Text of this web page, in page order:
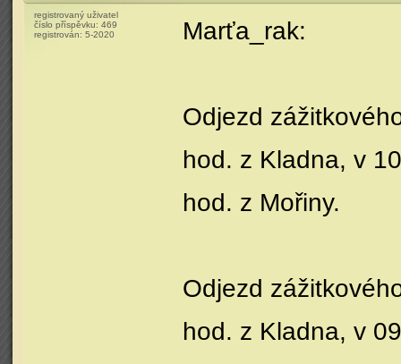
registrovaný uživatel
číslo příspěvku: 469
registrován: 5-2020 Marťa_rak:
Odjezd
hod. z Kladna, v
hod. z Mořiny.
Odjezd
hod. z Kladna, v